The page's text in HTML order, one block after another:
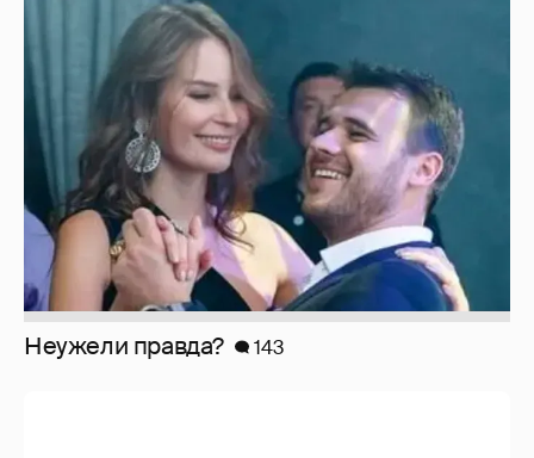
Неужели правда? 143